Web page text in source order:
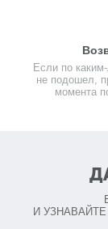
Если по
не подошел,
момента
И